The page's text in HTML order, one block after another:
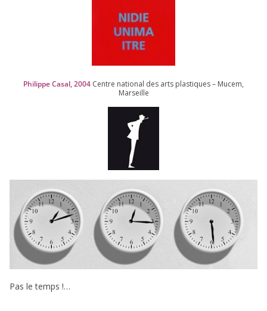
Philippe Casal,2004 Centre natio­nal des arts plas­tiques – Mucem,
Marseille
Pas le temps !…